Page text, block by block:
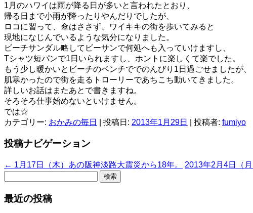
1月のハワイは雨が降る日が多いと言われたとおり、
帰る日まで小雨が降ったりやんだりでしたが、
ロコに習って、傘はささず、ワイキキの街を歩いてみると
現地になじんでいるような気分になりました。
ビーチサンダル略してビーサンで何処へも入っていけますし、
Tシャツ短パンで1日いられますし、ホントに楽しくて楽でした。
もう少し暖かいとビーチのベンチででのんびり1日過ごせましたが、
肌寒かったので街を走るトローリーであちこち動いてきました。
詳しいお話はまたあとで書きますね。
そろそろ仕事始めないといけません。
では☆
カテゴリー: おかみの毎日 | 投稿日: 2013年1月29日 投稿者: fumiyo
投稿ナビゲーション
← 1月17日（木）あの阪神淡路大震災から18年。 2013年2月4日（
最近の投稿